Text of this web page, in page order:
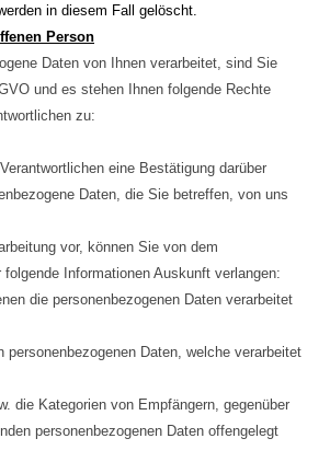
in diesem Fall gelöscht.
Person
Daten von Ihnen verarbeitet, sind Sie
und es stehen Ihnen folgende Rechte
zu:
eine Bestätigung darüber
Daten, die Sie betreffen, von uns
vor, können Sie von dem
folgende Informationen Auskunft verlangen:
die personenbezogenen Daten verarbeitet
personenbezogenen Daten, welche verarbeitet
die Kategorien von Empfängern, gegenüber
personenbezogenen Daten offengelegt